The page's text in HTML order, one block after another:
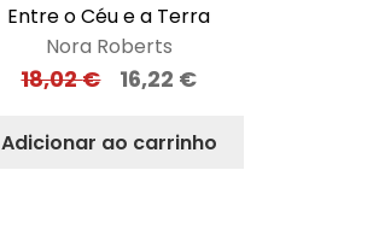
Entre o Céu e a Terra
Nora Roberts
18,02€ 16,22 €
Adicionar ao carrinho